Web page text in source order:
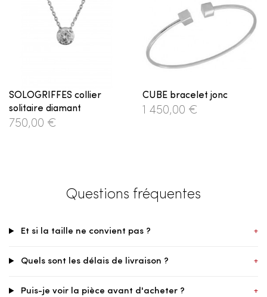
SOLOGRIFFES collier
solitaire diamant
750,00 €
CUBE bracelet jonc
1 450,00 €
Questions fréquentes
Et si la taille ne convient pas ? +
Quels sont les délais de livraison ? +
Puis-je voir la pièce avant d'acheter ? +